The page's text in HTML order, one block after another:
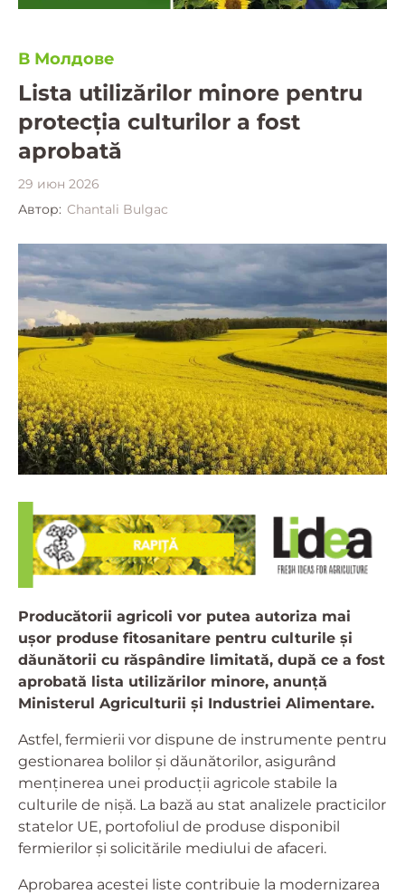
В Молдове
Lista utilizărilor minore pentru
protecția culturilor a fost
aprobată
29 июн 2026
Автор: Chantali Bulgac
Producătorii agricoli vor putea autoriza mai
ușor produse fitosanitare pentru culturile și
dăunătorii cu răspândire limitată, după ce a fost
aprobată lista utilizărilor minore, anunță
Ministerul Agriculturii și Industriei Alimentare.
Astfel, fermierii vor dispune de instrumente pentru
gestionarea bolilor și dăunătorilor, asigurând
menținerea unei producții agricole stabile la
culturile de nișă. La bază au stat analizele practicilor
statelor UE, portofoliul de produse disponibil
fermierilor și solicitările mediului de afaceri.
Aprobarea acestei liste contribuie la modernizarea